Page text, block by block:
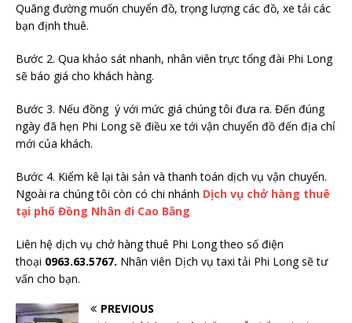
Quãng đường muốn chuyển đồ, trọng lượng các đồ, xe tải các
bạn định thuê.
Bước 2. Qua khảo sát nhanh, nhân viên trực tổng đài Phi Long
sẽ báo giá cho khách hàng.
Bước 3. Nếu đồng ý với mức giá chúng tôi đưa ra. Đến đúng
ngày đã hẹn Phi Long sẽ điều xe tới vận chuyển đồ đến địa chỉ
mới của khách.
Bước 4. Kiểm kê lại tài sản và thanh toán dịch vụ vận chuyển.
Ngoài ra chúng tôi còn có chi nhánh Dịch vụ chở hàng thuê
tại phố Đồng Nhân đi Cao Bằng
Liên hệ dịch vụ chở hàng thuê Phi Long theo số điện
thoại 0963.63.5767. Nhân viên Dịch vụ taxi tải Phi Long sẽ tư
vấn cho bạn.
PREVIOUS